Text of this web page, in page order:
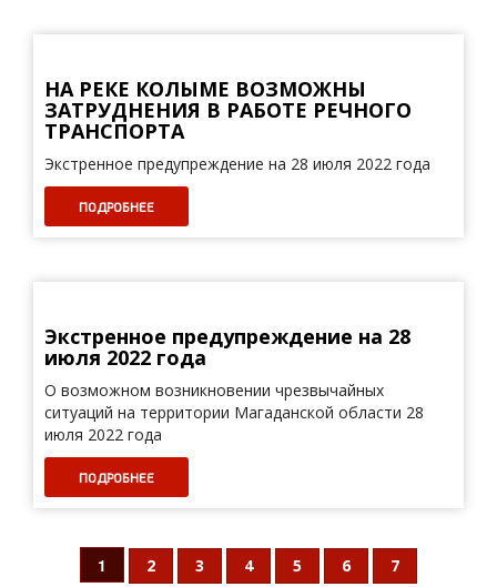
НА РЕКЕ КОЛЫМЕ ВОЗМОЖНЫ
ЗАТРУДНЕНИЯ В РАБОТЕ РЕЧНОГО
ТРАНСПОРТА
Экстренное предупреждение на 28 июля 2022 года
ПОДРОБНЕЕ
Экстренное предупреждение на 28
июля 2022 года
О возможном возникновении чрезвычайных
ситуаций на территории Магаданской области 28
июля 2022 года
ПОДРОБНЕЕ
1 2 3 4 5 6 7